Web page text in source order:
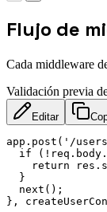
Flujo de
Cada middleware
Validación previa
Editar
app . post ( '/
if
( ! req . body .
return res .
}
next ( ) ;
} ,